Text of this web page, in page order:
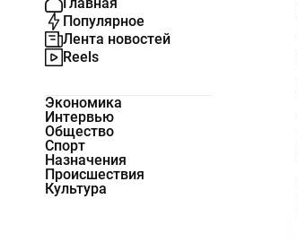
Популярное
Лента новостей
Reels
Экономика
Интервью
Общество
Спорт
Назначения
Происшествия
Культура